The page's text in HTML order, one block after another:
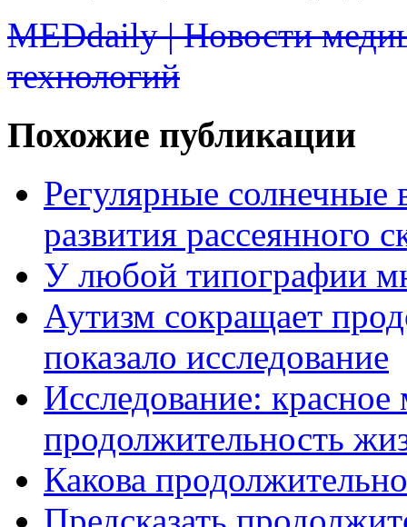
MEDdaily | Новости
технологий
Похожие публикации
Регулярные солнечные
развития рассеянного
У любой типографии
Аутизм сокращает
показало исследование
Исследование:
продолжительность
Какова